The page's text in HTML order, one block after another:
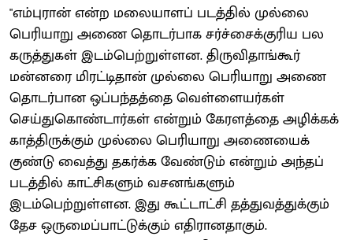
"எம்புரான் என்ற மலையாளப் படத்தில் முல்லை
பெரியாறு அணை தொடர்பாக சர்ச்சைக்குரிய பல
கருத்துகள் இடம்பெற்றுள்ளன. திருவிதாங்கூர்
மன்னரை மிரட்டிதான் முல்லை பெரியாறு அணை
தொடர்பான ஒப்பந்தத்தை வெள்ளையர்கள்
செய்துகொண்டார்கள் என்றும் கேரளத்தை அழிக்கக்
காத்திருக்கும் முல்லை பெரியாறு அணையைக்
குண்டு வைத்து தகர்க்க வேண்டும் என்றும் அந்தப்
படத்தில் காட்சிகளும் வசனங்களும்
இடம்பெற்றுள்ளன. இது கூட்டாட்சி தத்துவத்துக்கும்
தேச ஒருமைப்பாட்டுக்கும் எதிரானதாகும்.